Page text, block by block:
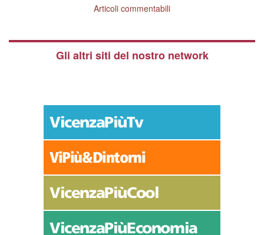
Articoli commentabili
Gli altri siti del nostro network